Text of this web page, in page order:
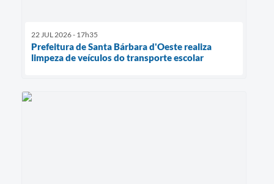
22 JUL 2026 - 17h35
Prefeitura de Santa Bárbara d'Oeste realiza
limpeza de veículos do transporte escolar